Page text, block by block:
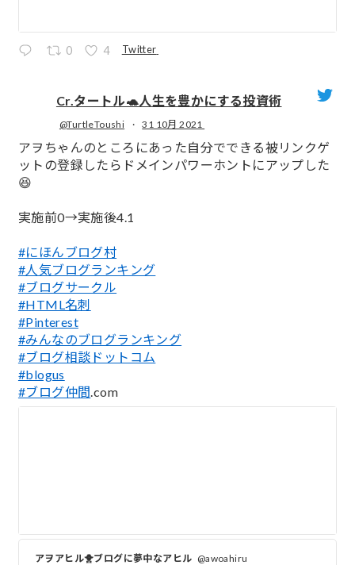
0 4 Twitter
Cr.タートル🐢人生を豊かにする投資術
@TurtleToushi · 31 10月 2021
アヲちゃんのところにあった自分でできる被リンクゲ
ットの登録したらドメインパワーホントにアップした
😆
実施前0→実施後4.1
#にほんブログ村
#人気ブログランキング
#ブログサークル
#HTML名刺
#Pinterest
#みんなのブログランキング
#ブログ相談ドットコム
#blogus
#ブログ仲間.com
アヲアヒル🐥ブログに夢中なアヒル @awoahiru